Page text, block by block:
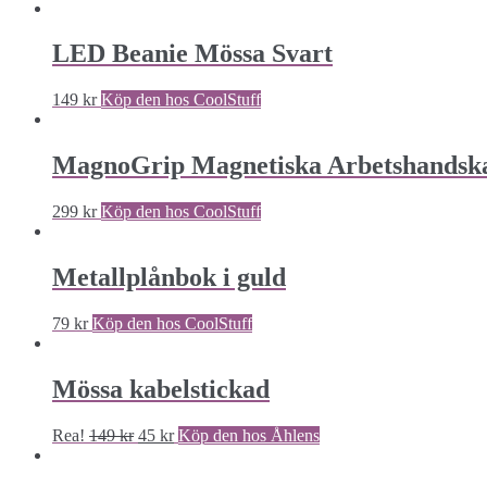
LED Beanie Mössa Svart
149 kr Köp den hos CoolStuff
MagnoGrip Magnetiska
299 kr Köp den hos CoolStuff
Metallplånbok i guld
79 kr Köp den hos CoolStuff
Mössa kabelstickad
Rea! 149kr 45 kr Köp den hos Åhlens